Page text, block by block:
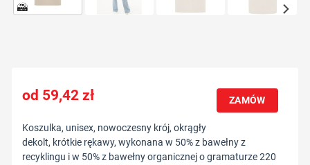
59,42zł ZAMÓW
Koszulka, unisex, nowoczesny krój, okrągły
dekolt, krótkie rękawy, wykonana w 50% z bawełny z
recyklingu i w 50% z bawełny organicznej o gramaturze 220